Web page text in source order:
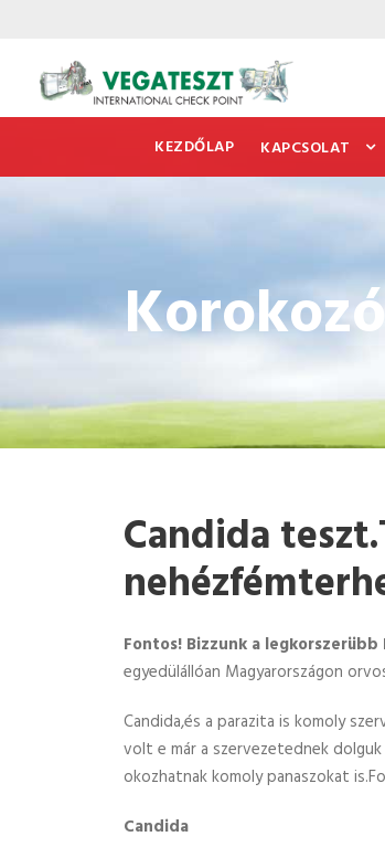
KEZDŐLAP KAPCSOLAT
Candida teszt.
Fontos! Bizzunk a
egyedülállóan Magyarországon
Candida,és a parazita is komoly
volt e már a szervezetednek
okozhatnak komoly panaszokat
Candida